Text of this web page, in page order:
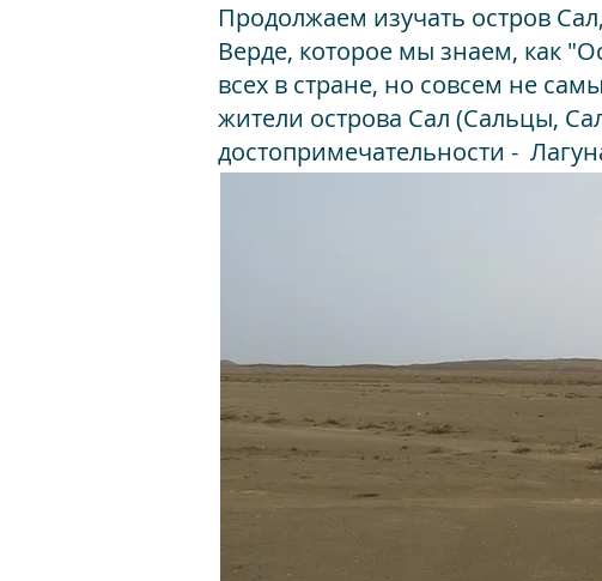
Продолжаем изучать остров
Верде, которое мы знаем, как
всех в стране, но совсем не
жители острова Сал (Сальцы,
достопримечательности -